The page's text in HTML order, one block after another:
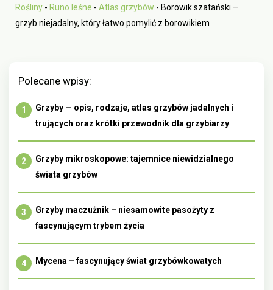
Rośliny - Runo leśne - Atlas grzybów - Borowik szatański –
grzyb niejadalny, który łatwo pomylić z borowikiem
Polecane wpisy:
Grzyby — opis, rodzaje, atlas grzybów jadalnych i
trujących oraz krótki przewodnik dla grzybiarzy
Grzyby mikroskopowe: tajemnice niewidzialnego
świata grzybów
Grzyby maczużnik – niesamowite pasożyty z
fascynującym trybem życia
Mycena – fascynujący świat grzybówkowatych